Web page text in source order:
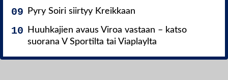
Pyry Soiri siirtyy Kreikkaan
Huuhkajien avaus Viroa vastaan – katso
suorana V Sportilta tai Viaplaylta